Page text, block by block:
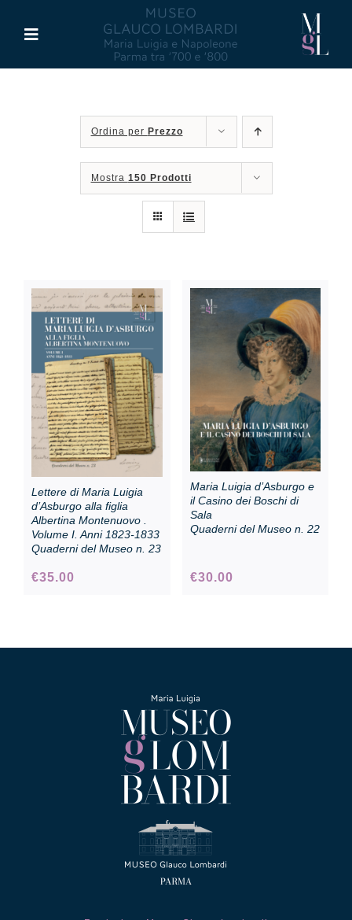
contenuto
Toggle
Maria Luigia d’Asburgo
Attività
Pubblicazioni
Collezione
Contatti e biglietti
Accessibilità
Dona
Ordina per Prezzo
Mostra 150 Prodotti
Lettere di Maria Luigia
d’Asburgo alla figlia
Albertina Montenuovo .
Volume I. Anni 1823-1833
Quaderni del Museo n. 23
€35.00
Maria Luigia d’Asburgo e
il Casino dei Boschi di
Sala
Quaderni del Museo n. 22
€30.00